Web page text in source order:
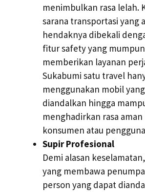
menimbulkan rasa lelah.
sarana transportasi yang
hendaknya dibekali
fitur safety yang
memberikan layanan
Sukabumi satu travel
menggunakan mobil
diandalkan hingga
menghadirkan rasa aman
konsumen atau
Supir Profesional
Demi alasan
yang membawa
person yang dapat